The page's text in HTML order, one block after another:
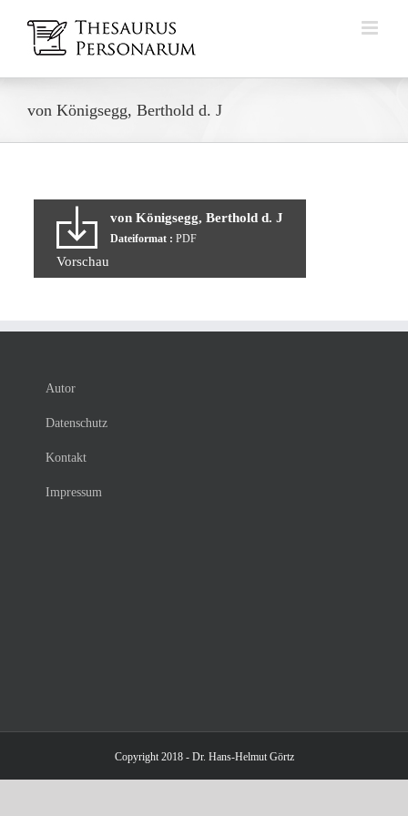
Inhalt
springen
von Königsegg, Berthold d. J
von Königsegg, Berthold d. J
Dateiformat : PDF
Vorschau
Autor
Datenschutz
Kontakt
Impressum
Copyright 2018 - Dr. Hans-Helmut Görtz